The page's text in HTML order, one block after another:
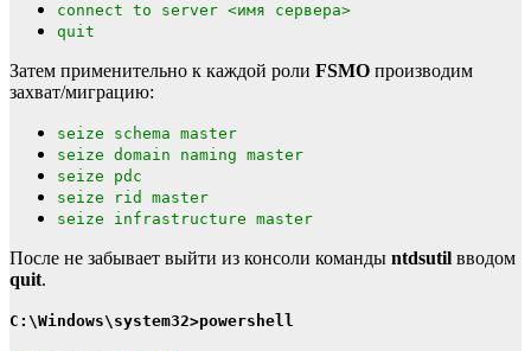
connect to server <имя сервера>
quit
Затем применительно к каждой роли FSMO производим
захват/миграцию:
seize schema master
seize domain naming master
seize pdc
seize rid master
seize infrastructure master
После не забывает выйти из консоли команды ntdsutil вводом
quit.
C:\Windows\system32>powershell